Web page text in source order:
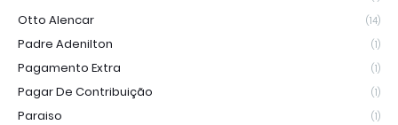
Otto Alencar (14)
Padre Adenilton (1)
Pagamento Extra (1)
Pagar De Contribuição (1)
Paraiso (1)